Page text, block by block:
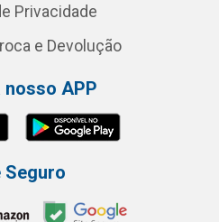
Privacidade
e Devolução
nosso APP
Seguro